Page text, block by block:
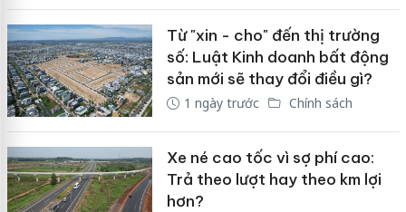
Từ "xin - cho" đến thị trường
số: Luật Kinh doanh bất động
sản mới sẽ thay đổi điều gì?
1 ngày trước Chính sách
Xe né cao tốc vì sợ phí cao:
Trả theo lượt hay theo km lợi
hơn?